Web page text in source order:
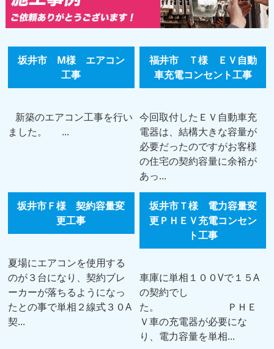
坂井市 M様 エアコン
工事
新築のエアコン工事を行い
ました。 ...
福井市 Ｔ様 ＥＶ自動
車充電コンセント工事
今回取付したＥＶ自動車充
電器は、結構大きな容量が
必要だったのですがお客様
の住宅の契約容量に余裕が
あっ...
坂井市Ｆ様 契約容量変
更工事
夏場にエアコンを使用する
のが３台になり、契約ブレ
ーカーが落ちるようになっ
たとの事で単相２線式３０A
契...
坂井市Ｔ様 電力容量変
更ＰＨＥＶ充電コンセン
ト工事
車庫に単相１００Vで１５A
の契約でし
た。 ＰＨＥ
Ｖ車の充電器が必要にな
り、電力容量を単相...